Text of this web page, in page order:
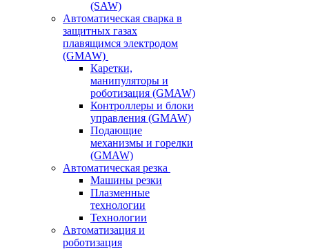
(SAW)
Автоматическая сварка в
защитных газах
плавящимся электродом
(GMAW)
Каретки,
манипуляторы и
роботизация (GMAW)
Контроллеры и блоки
управления (GMAW)
Подающие
механизмы и горелки
(GMAW)
Автоматическая резка
Машины резки
Плазменные
технологии
Технологии
Автоматизация и
роботизация